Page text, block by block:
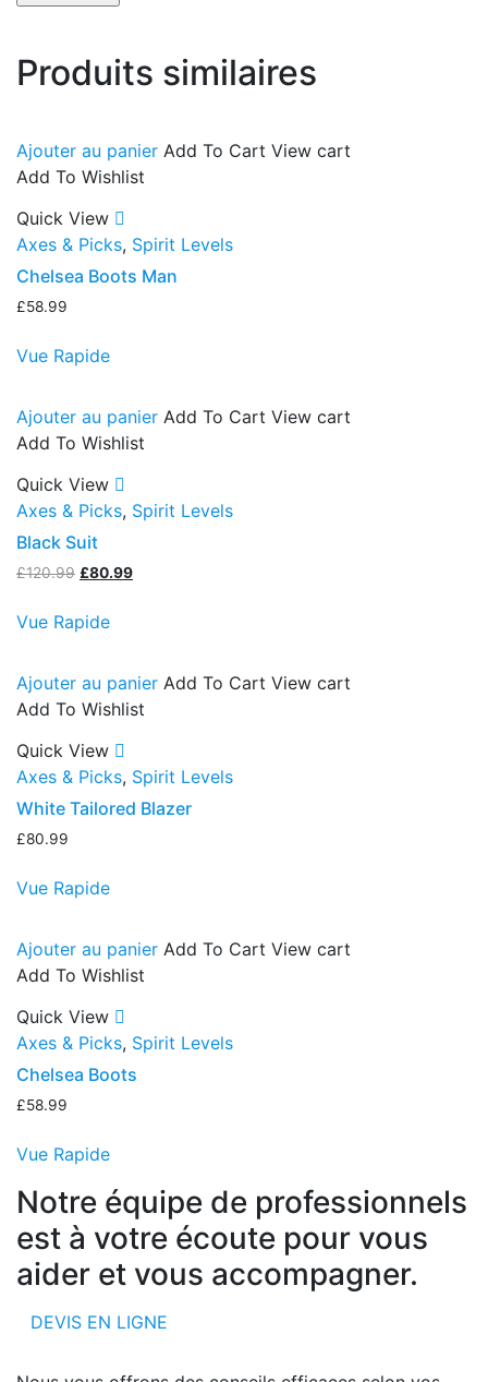
Produits similaires
Ajouter au panier Add To Cart View cart
Add To Wishlist
Quick View
Axes & Picks, Spirit Levels
Chelsea Boots Man
£58.99
Vue Rapide
Ajouter au panier Add To Cart View cart
Add To Wishlist
Quick View
Axes & Picks, Spirit Levels
Black Suit
£120.99 Le
initial
£80.99Le
Vue Rapide
Ajouter au panier Add To Cart View cart
Add To Wishlist
Quick View
Axes & Picks, Spirit Levels
White Tailored Blazer
£80.99
Vue Rapide
Ajouter au panier Add To Cart View cart
Add To Wishlist
Quick View
Axes & Picks, Spirit Levels
Chelsea Boots
£58.99
Vue Rapide
Notre équipe de professionnels
est à votre écoute pour vous
aider et vous accompagner.
DEVIS EN LIGNE